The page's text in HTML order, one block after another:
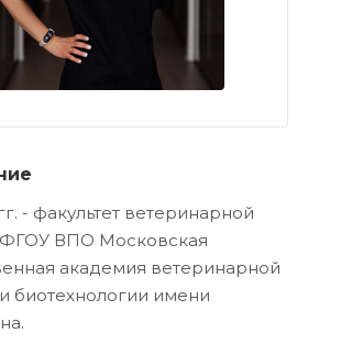
- факультет ветеринарной
ВПО Московская
академия ветеринарной
биотехнологии имени